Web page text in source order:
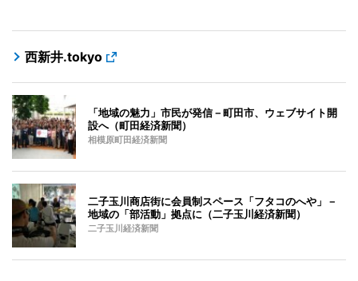
西新井.tokyo
「地域の魅力」市民が発信－町田市、ウェブサイト開
設へ（町田経済新聞）
相模原町田経済新聞
二子玉川商店街に会員制スペース「フタコのへや」－
地域の「部活動」拠点に（二子玉川経済新聞）
二子玉川経済新聞